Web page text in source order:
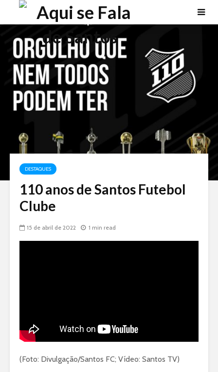
DESTAQUES
110 anos de Santos Futebol
Clube
15 de abril de 2022 1 min read
(Foto: Divulgação/Santos FC; Vídeo: Santos TV)